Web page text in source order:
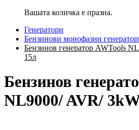
Вашата количка е празна.
Генератори
Бензинови монофазни
Бензинов генератор AWTools
15л
Бензинов
NL9000/ AVR/